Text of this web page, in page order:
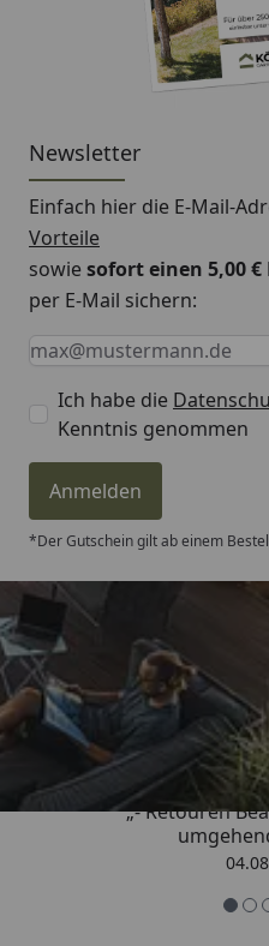
Newsletter
Einfach hier die E-Mail-
Vorteile
sowiesofort einen 5,00
per E-Mail sichern:
Keine Eingabe erforderlich
Eingabe erforderlich
E-Mail *
Ich habe die
Kenntnis genommen
Anmelden
*Der Gutschein gilt ab einem
„- Retouren